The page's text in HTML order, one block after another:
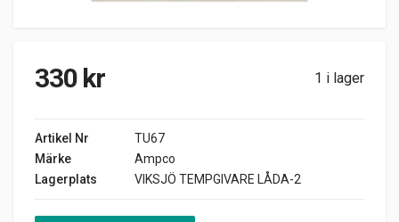
330 kr 1 i lager
Artikel Nr
TU67
Märke
Ampco
Lagerplats
VIKSJÖ TEMPGIVARE LÅDA-2